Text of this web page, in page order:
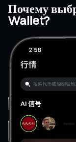
Почему
Wallet?